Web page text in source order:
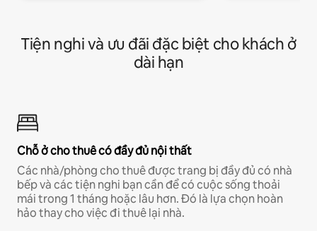
Tiện nghi và ưu đãi đặc biệt cho khách ở
dài hạn
Chỗ ở cho thuê có đầy đủ nội thất
Các nhà/phòng cho thuê được trang bị đầy đủ có nhà
bếp và các tiện nghi bạn cần để có cuộc sống thoải
mái trong 1 tháng hoặc lâu hơn. Đó là lựa chọn hoàn
hảo thay cho việc đi thuê lại nhà.